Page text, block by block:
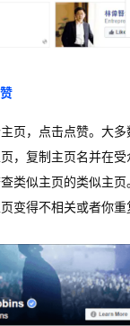
页，点击点赞。大
，复制主页名并在
类似主页的类似主
变得不相关或者你